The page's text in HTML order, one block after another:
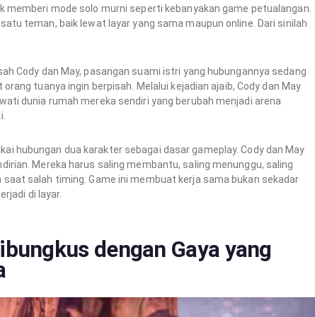
memberi mode solo murni seperti kebanyakan game petualangan.
teman, baik lewat layar yang sama maupun online. Dari sinilah
Cody dan May, pasangan suami istri yang hubungannya sedang
tuanya ingin berpisah. Melalui kejadian ajaib, Cody dan May
dunia rumah mereka sendiri yang berubah menjadi arena
hubungan dua karakter sebagai dasar gameplay. Cody dan May
Mereka harus saling membantu, saling menunggu, saling
salah timing. Game ini membuat kerja sama bukan sekadar
di layar.
dengan Gaya yang